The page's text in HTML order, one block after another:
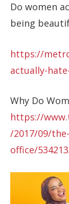
Do women
being
https://
actually-
Why Do
https://
/2017/09/
office/